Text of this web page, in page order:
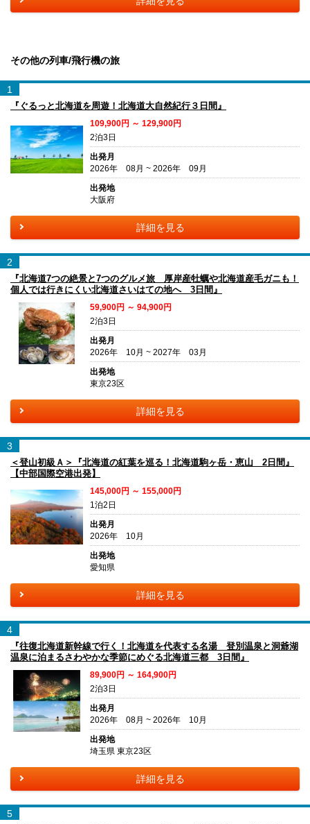
その他の列車/飛行機の旅
1
『ぐるっと北海道を周遊！北海道大自然紀行３日間』
109,900円 ～ 129,900円
2泊3日
出発月
2026年 08月 ~ 2026年 09月
出発地
大阪府
詳細を見る
2
『北海道7つの絶景と7つのグルメ旅 厚岸産牡蠣や北海道産毛ガニも！
個人では行きにくい北海道さいはての地へ 3日間』
59,900円 ～ 94,900円
2泊3日
出発月
2026年 10月 ~ 2027年 03月
出発地
東京23区
詳細を見る
3
＜登山初級Ａ＞『北海道の紅葉を巡る！北海道駒ヶ岳・恵山 2日間』
【中部国際空港出発】
145,000円 ～ 155,000円
1泊2日
出発月
2026年 10月
出発地
愛知県
詳細を見る
4
『往復北海道新幹線で行く！北海道を代表する名湯 登別温泉と洞爺湖
温泉に泊まるさわやかな季節にめぐる北海道三都 3日間』
89,900円 ～ 164,900円
2泊3日
出発月
2026年 08月 ~ 2026年 10月
出発地
埼玉県 東京23区
詳細を見る
5